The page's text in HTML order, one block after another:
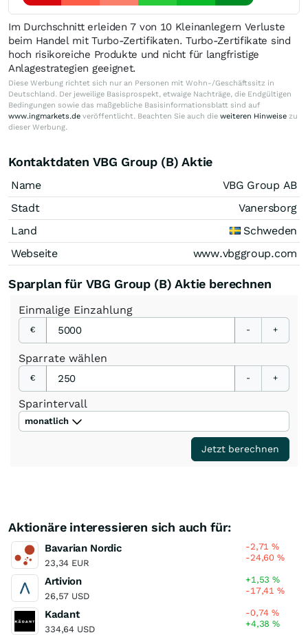
Im Durchschnitt erleiden 7 von 10 Kleinanlegern Verluste
beim Handel mit Turbo-Zertifikaten. Turbo-Zertifikate sind
hoch risikoreiche Produkte und nicht für langfristige
Anlagestrategien geeignet.
Diese Werbung richtet sich nur an Personen mit Wohn-/Geschäftssitz in
Deutschland. Der jeweilige Basisprospekt, etwaige Nachträge, die Endgültigen
Bedingungen sowie das maßgebliche Basisinformationsblatt sind auf
www.ingmarkets.de veröffentlicht. Beachten Sie auch die weiteren Hinweise zu
dieser Werbung.
Kontaktdaten VBG Group (B) Aktie
Name
VBG Group AB
Stadt
Vanersborg
Land
Schweden
Webseite
www.vbggroup.com
Sparplan für VBG Group (B) Aktie berechnen
Einmalige Einzahlung
€ - +
Sparrate wählen
€ - +
Sparintervall
monatlich
Jetzt berechnen
Aktionäre interessieren sich auch für:
Bavarian Nordic
23,34 EUR
-2,71%
-24,60%
Artivion
26,57 USD
+1,53%
-17,41%
Kadant
334,64 USD
-0,74%
+4,38%